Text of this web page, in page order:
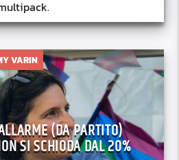
VARIN
(DA PARTITO)
SI SCHIODA DAL 20%